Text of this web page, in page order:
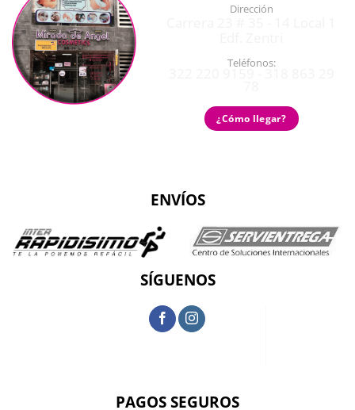
Dirección
Teléfonos:
¿Cómo llegar?
ENVÍOS
SÍGUENOS
PAGOS SEGUROS